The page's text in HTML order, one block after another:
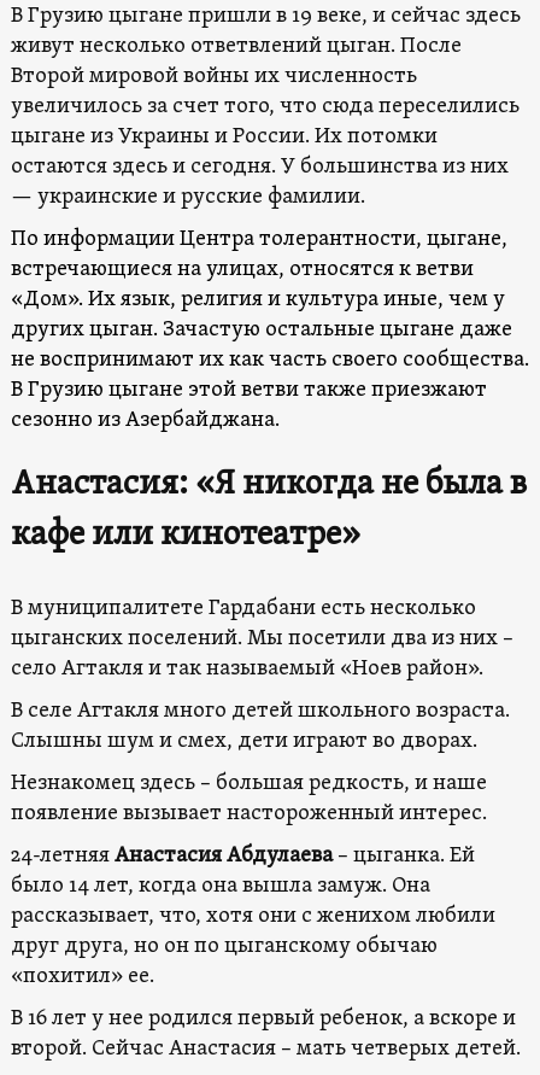
В Грузию цыгане пришли в 19 веке, и сейчас здесь
живут несколько ответвлений цыган. После
Второй мировой войны их численность
увеличилось за счет того, что сюда переселились
цыгане из Украины и России. Их потомки
остаются здесь и сегодня. У большинства из них
— украинские и русские фамилии.
По информации Центра толерантности, цыгане,
встречающиеся на улицах, относятся к ветви
«Дом». Их язык, религия и культура иные, чем у
других цыган. Зачастую остальные цыгане даже
не воспринимают их как часть своего сообщества.
В Грузию цыгане этой ветви также приезжают
сезонно из Азербайджана.
Анастасия: «Я никогда не была в
кафе или кинотеатре»
В муниципалитете Гардабани есть несколько
цыганских поселений. Мы посетили два из них –
село Агтакля и так называемый «Ноев район».
В селе Агтакля много детей школьного возраста.
Слышны шум и смех, дети играют во дворах.
Незнакомец здесь – большая редкость, и наше
появление вызывает настороженный интерес.
24-летняяАнастасия Абдулаева– цыганка. Ей
было 14 лет, когда она вышла замуж. Она
рассказывает, что, хотя они с женихом любили
друг друга, но он по цыганскому обычаю
«похитил» ее.
В 16 лет у нее родился первый ребенок, а вскоре и
второй. Сейчас Анастасия – мать четверых детей.